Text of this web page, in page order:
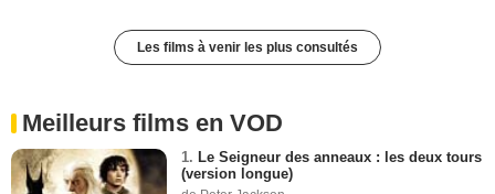
Les films à venir les plus consultés
Meilleurs films en VOD
1. Le Seigneur des anneaux : les deux tours
(version longue)